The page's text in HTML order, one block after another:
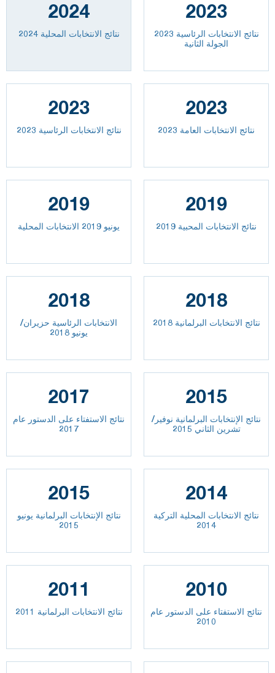
2024
نتائج الانتخابات المحلية 2024
2023
نتائج الانتخابات الرئاسية 2023
الجولة الثانية
2023
نتائج الانتخابات الرئاسية 2023
2023
2023 نتائج الانتخابات العامة
2019
يونيو 2019 الانتخابات المحلية
2019
نتائج الانتخابات المحبية 2019
2018
الانتخابات الرئاسية حزيران/
يونيو 2018
2018
نتائج الانتخابات البرلمانية 2018
2017
نتائج الاستفتاء على الدستور عام
2017
2015
نتائج الإنتخابات البرلمانية نوفير/
تشرين الثاني 2015
2015
نتائج الإنتخابات البرلمانية يونيو
2015
2014
نتائج الانتخابات المحلية التركية
2014
2011
نتائج الانتخابات البرلمانية 2011
2010
نتائج الاستفتاء على الدستور عام
2010